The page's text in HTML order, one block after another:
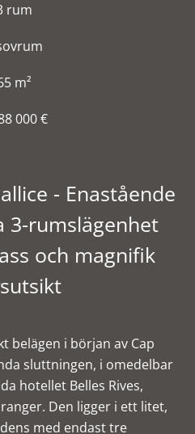
rum
m²
000 €
- Enastående
3-rumslägenhet
och magnifik
belägen i början av Cap
sluttningen, i omedelbar
hotellet Belles Rives,
Den ligger i ett litet,
med endast tre